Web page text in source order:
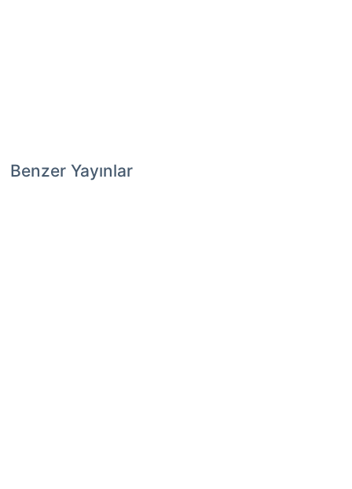
Benzer Yayınlar